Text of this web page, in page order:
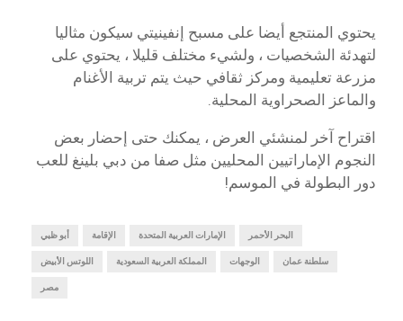
يحتوي المنتجع أيضا على مسبح إنفينيتي سيكون مثاليا
لتهدئة الشخصيات ، ولشيء مختلف قليلا ، يحتوي على
مزرعة تعليمية ومركز ثقافي حيث يتم تربية الأغنام
والماعز الصحراوية المحلية.
اقتراح آخر لمنشئي العرض ، يمكنك حتى إحضار بعض
النجوم الإماراتيين المحليين مثل صفا من دبي بلينغ للعب
دور البطولة في الموسم!
أبو ظبي الإقامة الإمارات العربية المتحدة البحر الأحمر
اللوتس الأبيض المملكة العربية السعودية الوجهات سلطنة عمان
مصر